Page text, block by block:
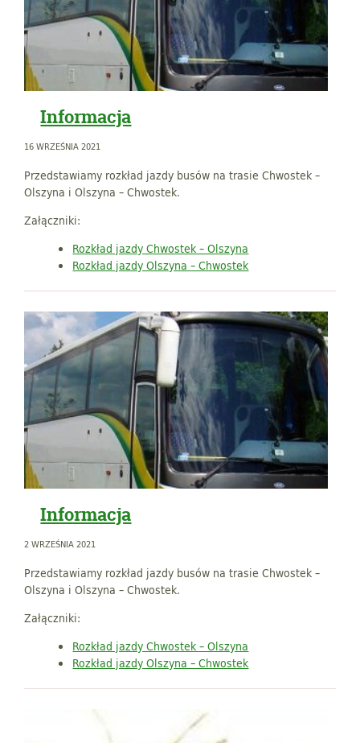
Informacja
16 WRZEŚNIA 2021
Przedstawiamy rozkład jazdy busów na trasie Chwostek –
Olszyna i Olszyna – Chwostek.
Załączniki:
Rozkład jazdy Chwostek – Olszyna
Rozkład jazdy Olszyna – Chwostek
Informacja
2 WRZEŚNIA 2021
Przedstawiamy rozkład jazdy busów na trasie Chwostek –
Olszyna i Olszyna – Chwostek.
Załączniki:
Rozkład jazdy Chwostek – Olszyna
Rozkład jazdy Olszyna – Chwostek